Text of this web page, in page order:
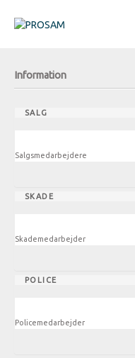
Information
SALG
Salgsmedarbejdere
SKADE
Skademedarbejder
POLICE
Policemedarbejder